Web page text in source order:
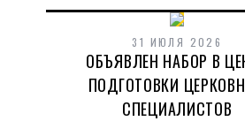
31 ИЮЛЯ 2026
ОБЪЯВЛЕН НАБОР В
ПОДГОТОВКИ
СПЕЦИАЛИСТОВ